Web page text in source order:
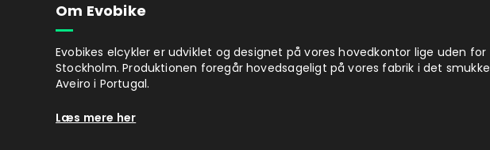
Om Evobike
Evobikes elcykler er udviklet og designet på vores hovedkontor lige uden for
Stockholm. Produktionen foregår hovedsageligt på vores fabrik i det smukke
Aveiro i Portugal.
Læs mere her